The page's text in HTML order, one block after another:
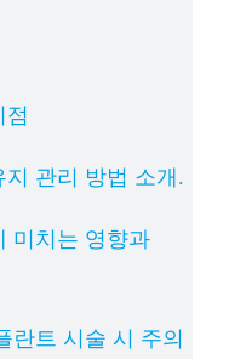
점
관리 방법 소개.
미치는 영향과
란트 시술 시 주의